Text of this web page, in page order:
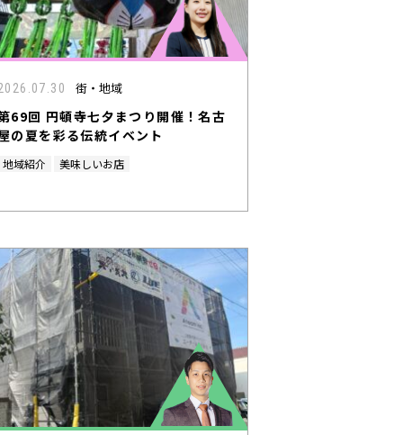
街・地域
69回 円頓寺七夕まつり開催！名古
の夏を彩る伝統イベント
地域紹介 美味しいお店